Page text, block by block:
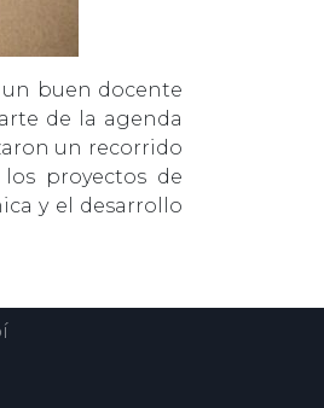
buen docente
de la agenda
un recorrido
proyectos de
y el desarrollo